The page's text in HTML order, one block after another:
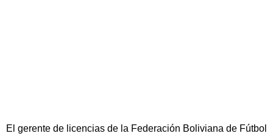
El gerente de licencias de la Federación Boliviana de Fútbol